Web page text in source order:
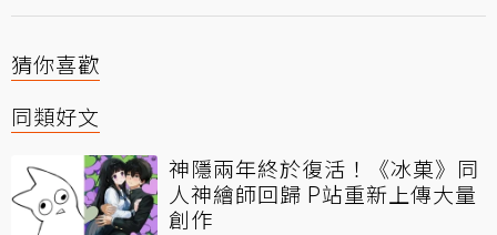
猜你喜歡
同類好文
神隱兩年終於復活！《冰菓》同
人神繪師回歸 P站重新上傳大量
創作